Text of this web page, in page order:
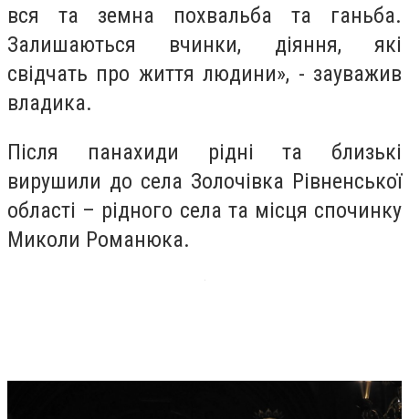
вся та земна похвальба та ганьба.
Залишаються вчинки, діяння, які
свідчать про життя людини», - зауважив
владика.
Після панахиди рідні та близькі
вирушили до села Золочівка Рівненської
області – рідного села та місця спочинку
Миколи Романюка.